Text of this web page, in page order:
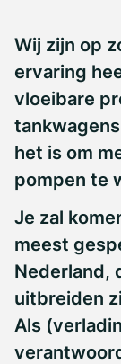
Wij zijn op
ervaring
vloeibare
het is om
pompen te
Je zal
meest
Nederland,
uitbreiden
Als